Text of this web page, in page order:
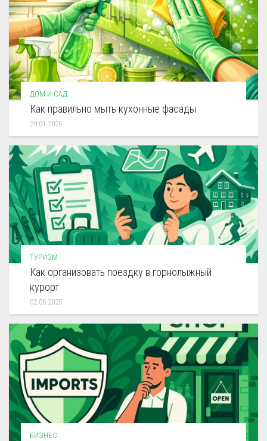
ДОМ И САД
Как правильно мыть кухонные фасады
29.01.2026
ТУРИЗМ
Как организовать поездку в горнолыжный
курорт
02.06.2025
БИЗНЕС